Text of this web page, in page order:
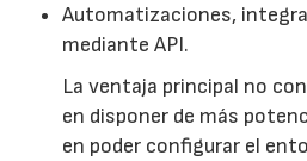
Automatizaciones,
mediante API.
La ventaja principal no
en disponer de más
en poder configurar el